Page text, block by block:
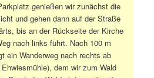
genießen wir zunächst die
und gehen dann auf der Straße
bis an der Rückseite der Kirche
nach links führt. Nach 100 m
ein Wanderweg nach rechts ab
Ehwiesmühle), dem wir zum Wald